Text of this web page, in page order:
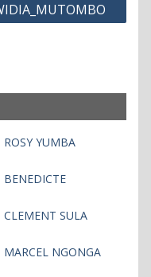
YUMBA
SULA
NGONGA